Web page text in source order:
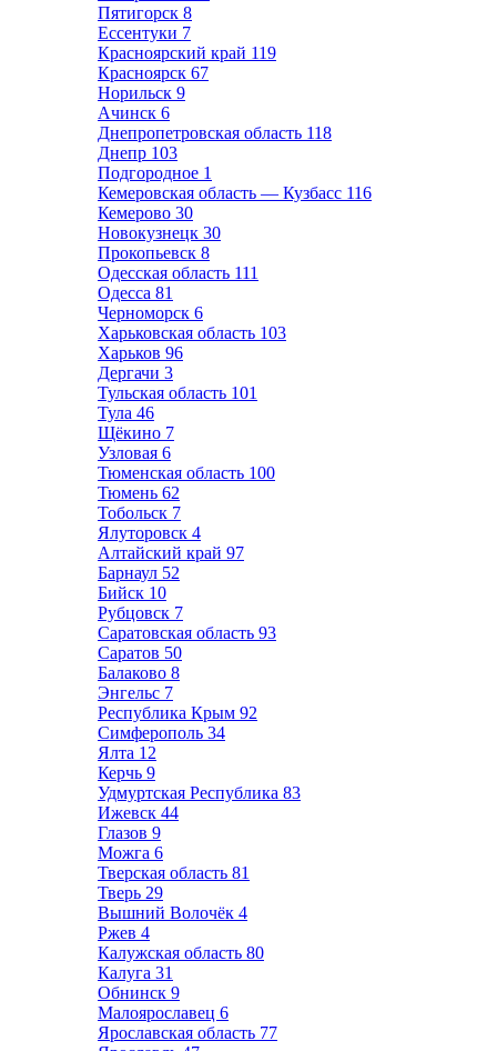
Пятигорск 8
Ессентуки 7
Красноярский край 119
Красноярск 67
Норильск 9
Ачинск 6
Днепропетровская область 118
Днепр 103
Подгородное 1
Кемеровская область — Кузбасс 116
Кемерово 30
Новокузнецк 30
Прокопьевск 8
Одесская область 111
Одесса 81
Черноморск 6
Харьковская область 103
Харьков 96
Дергачи 3
Тульская область 101
Тула 46
Щёкино 7
Узловая 6
Тюменская область 100
Тюмень 62
Тобольск 7
Ялуторовск 4
Алтайский край 97
Барнаул 52
Бийск 10
Рубцовск 7
Саратовская область 93
Саратов 50
Балаково 8
Энгельс 7
Республика Крым 92
Симферополь 34
Ялта 12
Керчь 9
Удмуртская Республика 83
Ижевск 44
Глазов 9
Можга 6
Тверская область 81
Тверь 29
Вышний Волочёк 4
Ржев 4
Калужская область 80
Калуга 31
Обнинск 9
Малоярославец 6
Ярославская область 77